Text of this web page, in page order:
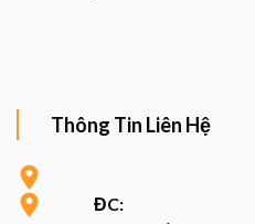
Thông Tin Liên Hệ
ĐC: